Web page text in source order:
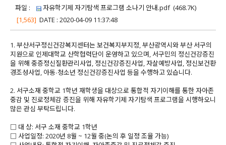
파일 : 자유학기제 자기탐색 프로그램 소나기 안내.pdf (468.7K)
[1,563] DATE : 2020-04-09 11:37:48
1. 부산서구정신건강복지센터는 보건복지부지정, 부산광역시와 부산 서구의
지원으로 인제대학교 산학협력단이 운영하고 있으며, 서구민의 정신건강증진
을 위해 중증정신질환관리사업, 정신건강증진사업, 자살예방사업, 정신보건환
경조성사업, 아동∙청소년 정신건강증진사업 등을 수행하고 있습니다.
2. 서구소재 중학교 1학년 재학생을 대상으로 통합적 자기이해를 통한 자아존
중감 및 진로정체감 증진을 위해 자유학기제 자기탐색 프로그램을 시행하오니
많은 관심 부탁드립니다.
□ 대 상: 서구 소재 중학교 1학년
□ 사업일정: 2020년 8월 ~ 12월 중(논의 후 일정 조율 가능)